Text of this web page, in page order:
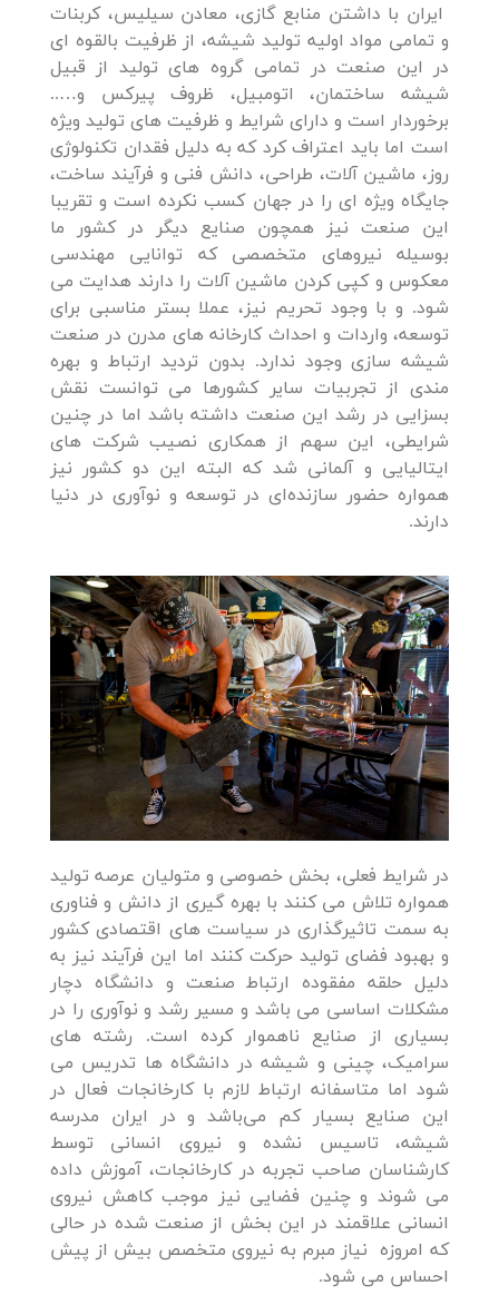
ایران با داشتن منابع گازی، معادن سیلیس، کربنات
و تمامی مواد اولیه تولید شیشه، از ظرفیت بالقوه ای
در این صنعت در تمامی گروه های تولید از قبیل
شیشه ساختمان، اتومبیل، ظروف پیرکس و…..
برخوردار است و دارای شرایط و ظرفیت های تولید ویژه
است اما باید اعتراف کرد که به دلیل فقدان تکنولوژی
روز، ماشین آلات، طراحی، دانش فنی و فرآیند ساخت،
جایگاه ویژه ای را در جهان کسب نکرده است و تقریبا
این صنعت نیز همچون صنایع دیگر در کشور ما
بوسیله نیروهای متخصصی که توانایی مهندسی
معکوس و کپی کردن ماشین آلات را دارند هدایت می
شود. و با وجود تحریم نیز، عملا بستر مناسبی برای
توسعه، واردات و احداث کارخانه های مدرن در صنعت
شیشه سازی وجود ندارد. بدون تردید ارتباط و بهره
مندی از تجربیات سایر کشورها می توانست نقش
بسزایی در رشد این صنعت داشته باشد اما در چنین
شرایطی، این سهم از همکاری نصیب شرکت های
ایتالیایی و آلمانی شد که البته این دو کشور نیز
همواره حضور سازنده‌ای در توسعه و نوآوری در دنیا
دارند.
در شرایط فعلی، بخش خصوصی و متولیان عرصه تولید
همواره تلاش می کنند با بهره گیری از دانش و فناوری
به سمت تاثیرگذاری در سیاست های اقتصادی کشور
و بهبود فضای تولید حرکت کنند اما این فرآیند نیز به
دلیل حلقه مفقوده ارتباط صنعت و دانشگاه دچار
مشکلات اساسی می باشد و مسیر رشد و نوآوری را در
بسیاری از صنایع ناهموار کرده است. رشته های
سرامیک، چینی و شیشه در دانشگاه ها تدریس می
شود اما متاسفانه ارتباط لازم با کارخانجات فعال در
این صنایع بسیار کم می‌باشد و در ایران مدرسه
شیشه، تاسیس نشده و نیروی انسانی توسط
کارشناسان صاحب تجربه در کارخانجات، آموزش داده
می شوند و چنین فضایی نیز موجب کاهش نیروی
انسانی علاقمند در این بخش از صنعت شده در حالی
که امروزه نیاز مبرم به نیروی متخصص بیش از پیش
احساس می شود.